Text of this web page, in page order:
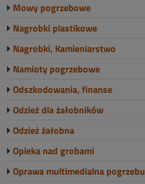
Mowy pogrzebowe
Nagrobki plastikowe
Nagrobki, Kamieniarstwo
Namioty pogrzebowe
Odszkodowania, finanse
Odzież dla żałobników
Odzież żałobna
Opieka nad grobami
Oprawa multimedialna pogrzebu